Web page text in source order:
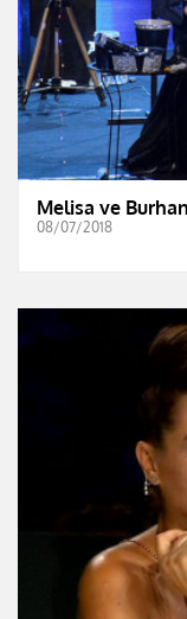
Melisa ve
08/07/2018